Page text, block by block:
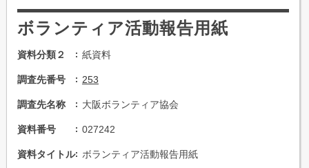
ボランティア活動報告用紙
資料分類２ 紙資料
調査先番号 253
調査先名称 大阪ボランティア協会
資料番号 027242
資料タイトル ボランティア活動報告用紙